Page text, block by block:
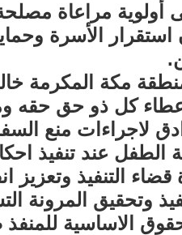
أولوية مراعاة
استقرار الأسرة
مكة المكرمة
لاعطاء كل ذو حق حقه
لاجراءات منع
عند تنفيذ
التنفيذ وتعزيز
وتحقيق المرونة
الاساسية